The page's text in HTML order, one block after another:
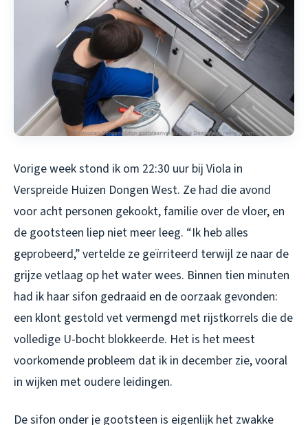
Vorige week stond ik om 22:30 uur bij Viola in
Verspreide Huizen Dongen West. Ze had die avond
voor acht personen gekookt, familie over de vloer, en
de gootsteen liep niet meer leeg. “Ik heb alles
geprobeerd,” vertelde ze geïrriteerd terwijl ze naar de
grijze vetlaag op het water wees. Binnen tien minuten
had ik haar sifon gedraaid en de oorzaak gevonden:
een klont gestold vet vermengd met rijstkorrels die de
volledige U-bocht blokkeerde. Het is het meest
voorkomende probleem dat ik in december zie, vooral
in wijken met oudere leidingen.
De sifon onder je gootsteen is eigenlijk het zwakke